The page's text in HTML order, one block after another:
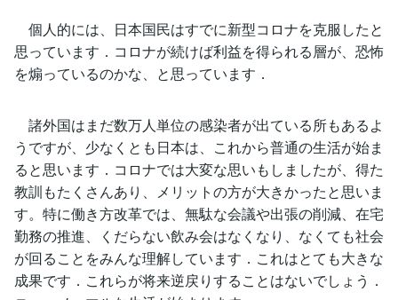
個人的には、日本国民はすでに新型コロナを克服したと
思っています．コロナが続けば利益を得られる層が、恐怖
を煽っているのかな、と思っています．
諸外国はまだ数万人単位の感染者が出ている所もあるよ
うですが、少なくとも日本は、これから普通の生活が始ま
ると思います．コロナでは大変な思いもしましたが、得た
教訓もたくさんあり、メリットの方が大きかったと思いま
す。特に働き方改革では、無駄な会議や出張の削減、在宅
勤務の推進、くだらない飲み会はなくなり、なくても社会
が回ることをみんな理解しています．これはとても大きな
成果です．これらが将来逆戻りすることはないでしょう．